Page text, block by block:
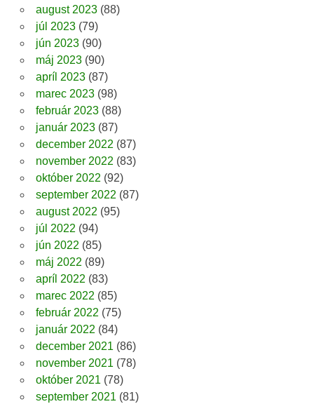
august 2023(88)
júl 2023(79)
jún 2023(90)
máj 2023(90)
apríl 2023(87)
marec 2023(98)
február 2023(88)
január 2023(87)
december 2022 (87)
november 2022 (83)
október 2022 (92)
september 2022 (87)
august 2022 (95)
júl 2022 (94)
jún 2022 (85)
máj 2022 (89)
apríl 2022 (83)
marec 2022 (85)
február 2022 (75)
január 2022 (84)
december 2021 (86)
november 2021 (78)
október 2021 (78)
september 2021 (81)